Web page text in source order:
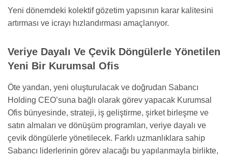
Yeni dönemdeki kolektif gözetim yapısının karar kalitesini
artırması ve icrayı hızlandırması amaçlanıyor.
Veriye Dayalı Ve Çevik Döngülerle Yönetilen
Yeni Bir Kurumsal Ofis
Öte yandan, yeni oluşturulacak ve doğrudan Sabancı
Holding CEO’suna bağlı olarak görev yapacak Kurumsal
Ofis bünyesinde, strateji, iş geliştirme, şirket birleşme ve
satın almaları ve dönüşüm programları, veriye dayalı ve
çevik döngülerle yönetilecek. Farklı uzmanlıklara sahip
Sabancı liderlerinin görev alacağı bu yapılanmayla birlikte,